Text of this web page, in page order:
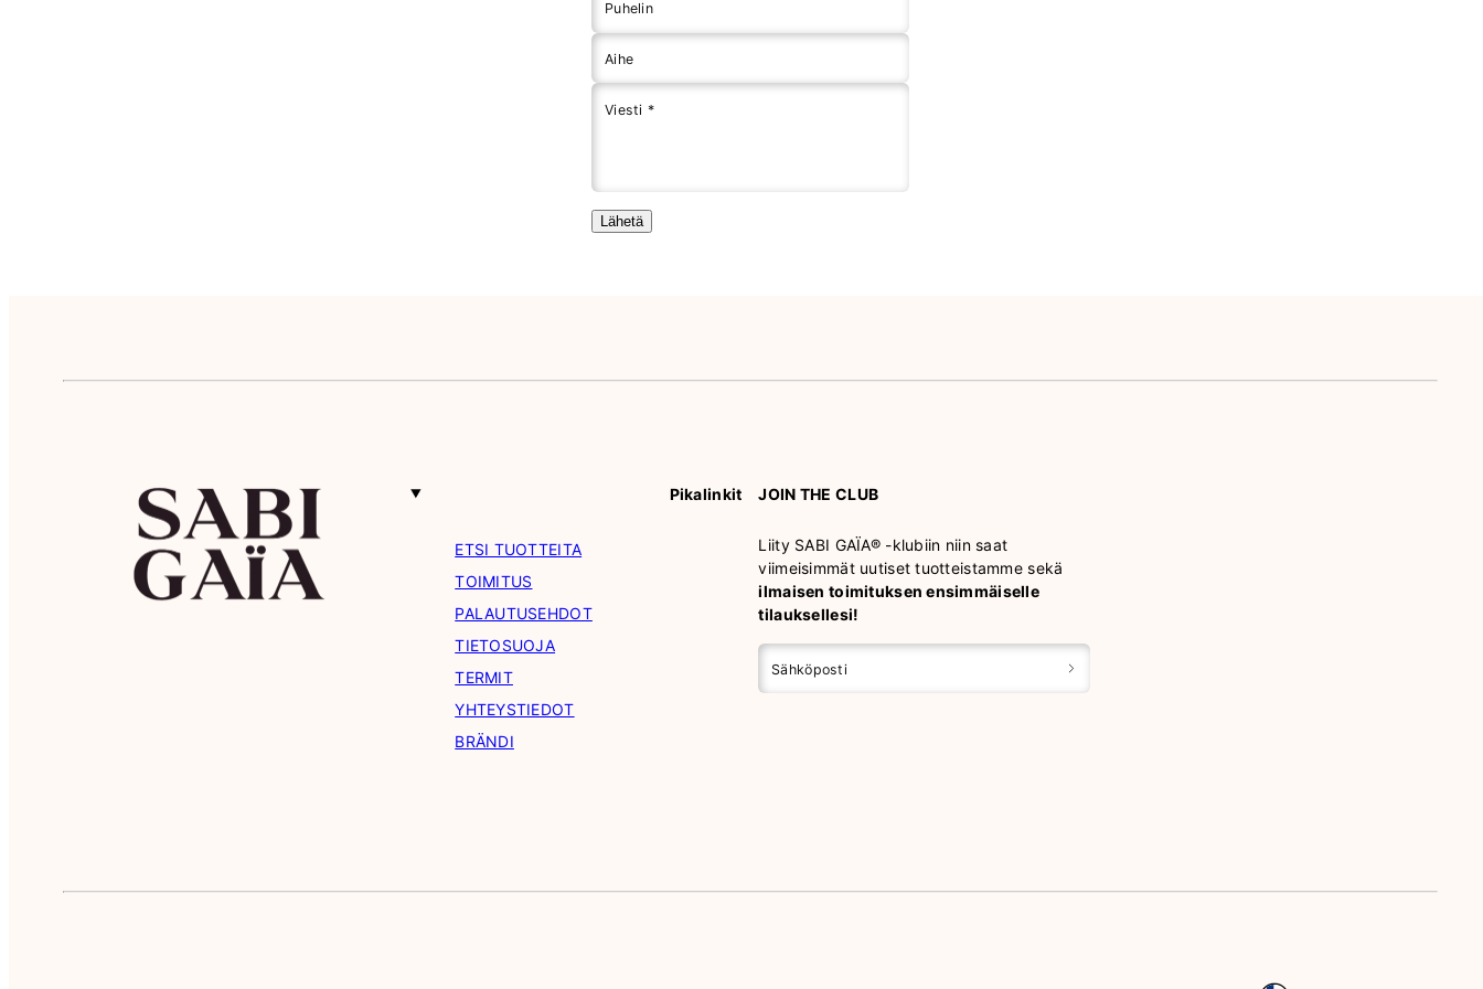
Puhelin
Aihe
Viesti *
Lähetä
Pikalinkit
ETSI TUOTTEITA
TOIMITUS
PALAUTUSEHDOT
TIETOSUOJA
TERMIT
YHTEYSTIEDOT
BRÄNDI
JOIN THE CLUB
Liity SABI GAÏA® -klubiin niin saat
viimeisimmät uutiset tuotteistamme sekä
ilmaisen toimituksen ensimmäiselle
tilauksellesi!
Sähköposti